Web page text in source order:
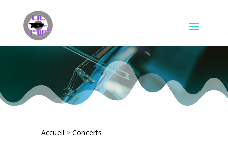
Accueil > Concerts